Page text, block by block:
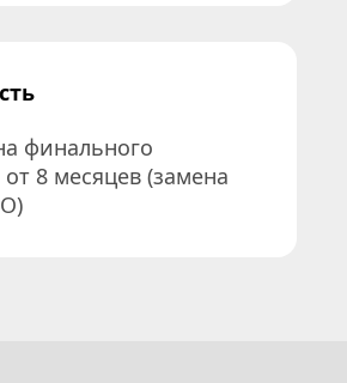
финального
8 месяцев (замена